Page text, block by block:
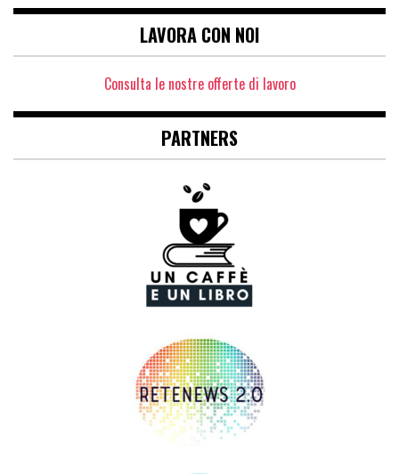
LAVORA CON NOI
Consulta le nostre offerte di lavoro
PARTNERS